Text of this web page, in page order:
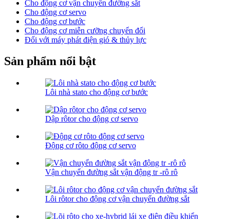
Cho động cơ vận chuyển đường sắt
Cho động cơ servo
Cho động cơ bước
Cho động cơ miễn cưỡng chuyển đổi
Đối với máy phát điện gió & thủy lực
Sản phẩm nổi bật
Lôi nhà stato cho động cơ bước
Dập rôtor cho động cơ servo
Động cơ rôto động cơ servo
Vận chuyển đường sắt vận động tr -rô rô
Lôi rôtor cho động cơ vận chuyển đường sắt